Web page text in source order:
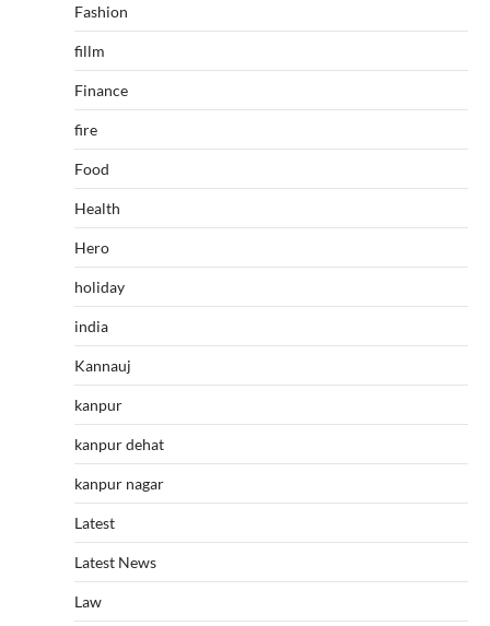
Fashion
fillm
Finance
fire
Food
Health
Hero
holiday
india
Kannauj
kanpur
kanpur dehat
kanpur nagar
Latest
Latest News
Law